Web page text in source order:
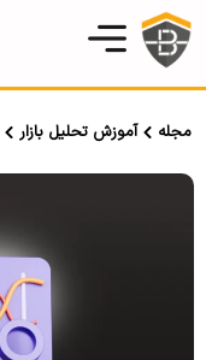
مجله آموزش تحلیل بازار